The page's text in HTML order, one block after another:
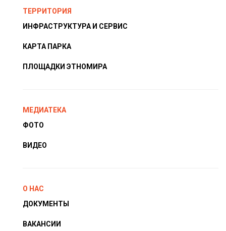
ТЕРРИТОРИЯ
ИНФРАСТРУКТУРА И СЕРВИС
КАРТА ПАРКА
ПЛОЩАДКИ ЭТНОМИРА
МЕДИАТЕКА
ФОТО
ВИДЕО
О НАС
ДОКУМЕНТЫ
ВАКАНСИИ